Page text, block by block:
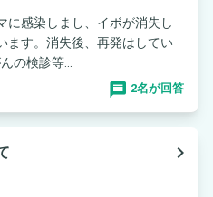
に感染しまし、イボが消失し
ます。消失後、再発はしてい
の検診等...
2名が回答
navigate_next